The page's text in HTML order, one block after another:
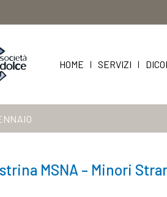
HOME | SERVIZI |
MSNA – Minori